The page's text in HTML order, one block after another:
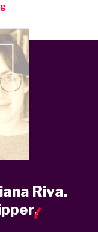
Riva.
.